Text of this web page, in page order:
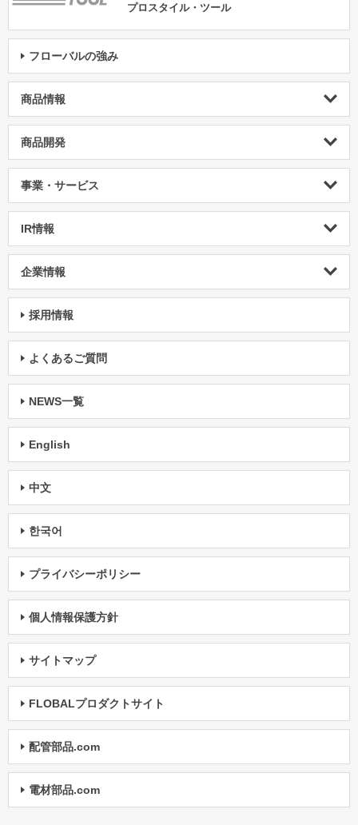
プロスタイル・ツール
フローバルの強み
商品情報
商品開発
事業・サービス
IR情報
企業情報
採用情報
よくあるご質問
NEWS一覧
English
中文
한국어
プライバシーポリシー
個人情報保護方針
サイトマップ
FLOBALプロダクトサイト
配管部品.com
電材部品.com